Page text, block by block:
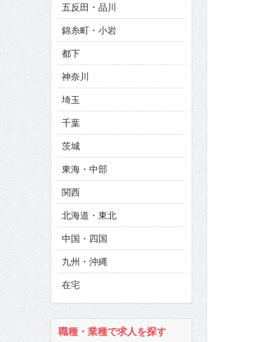
CINEMA×STYLE 286号
CINEMA×STYLE 285号
CINEMA×STYLE 294号
五反田・品川
錦糸町・小岩
都下
神奈川
埼玉
千葉
茨城
東海・中部
関西
北海道・東北
中国・四国
九州・沖縄
在宅
職種・業種で求人を探す